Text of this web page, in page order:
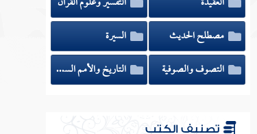
مصطلح الحديث
السيرة
التصوف والصوفية
التاريخ والأمم السابقة
تصنيف الكتب